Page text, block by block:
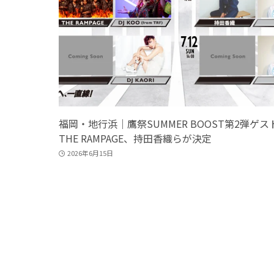
福岡・地行浜｜鷹祭SUMMER BOOST第2弾ゲス
THE RAMPAGE、持田香織らが決定
2026年6月15日